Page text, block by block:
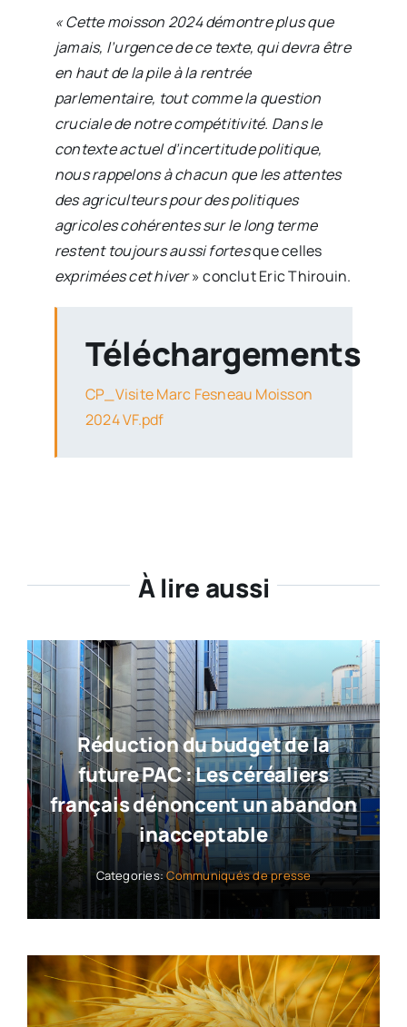
« Cette moisson 2024 démontre plus que
jamais, l’urgence de ce texte, qui devra être
en haut de la pile à la rentrée
parlementaire, tout comme la question
cruciale de notre compétitivité. Dans le
contexte actuel d’incertitude politique,
nous rappelons à chacun que les attentes
des agriculteurs pour des politiques
agricoles cohérentes sur le long terme
restent toujours aussi fortesque celles
exprimées cet hiver» conclut Eric Thirouin.
Téléchargements
CP_Visite Marc Fesneau Moisson
2024 VF.pdf
À lire aussi
Réduction du budget de la
future PAC : Les céréaliers
français dénoncent un abandon
inacceptable
Categories:Communiqués de presse